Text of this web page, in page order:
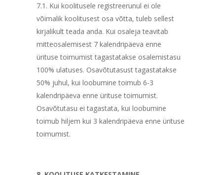
7.1. Kui koolitusele registreerunul ei ole
võimalik koolitusest osa võtta, tuleb sellest
kirjalikult teada anda. Kui osaleja teavitab
mitteosalemisest 7 kalendripäeva enne
ürituse toimumist tagastatakse osalemistasu
100% ulatuses. Osavõtutasust tagastatakse
50% juhul, kui loobumine toimub 6-3
kalendripäeva enne ürituse toimumist.
Osavõtutasu ei tagastata, kui loobumine
toimub hiljem kui 3 kalendripäeva enne ürituse
toimumist.